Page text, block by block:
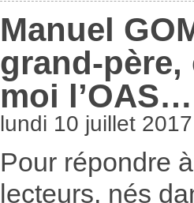
Manuel
grand-
moi l’OAS…
lundi 10 juillet 2017
Pour répondre
lecteurs, nés